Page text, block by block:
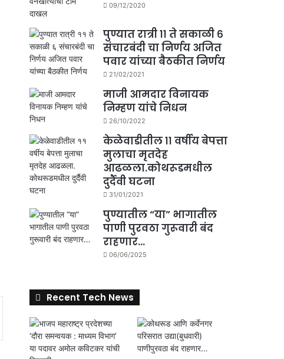
09/12/2020
पुण्यात रात्री ११ ते सकाळी ६
संचारबंदी चा निर्णय अजित
पवार यांच्या बैठकीत निर्णय
21/02/2021
माजी आमदार विनायक
निम्हण यांचे निधन
26/10/2022
केळेवाडीतील ११ वर्षीय बेपत्ता
मुलाचा मृतदेह
आढळला.कोथरूडमधील
दुर्दैवी घटना
31/01/2021
पुण्यातील “या” भागातील
पाणी पुरवठा गुरूवारी बंद
राहणार…
06/06/2025
Recent Tech News